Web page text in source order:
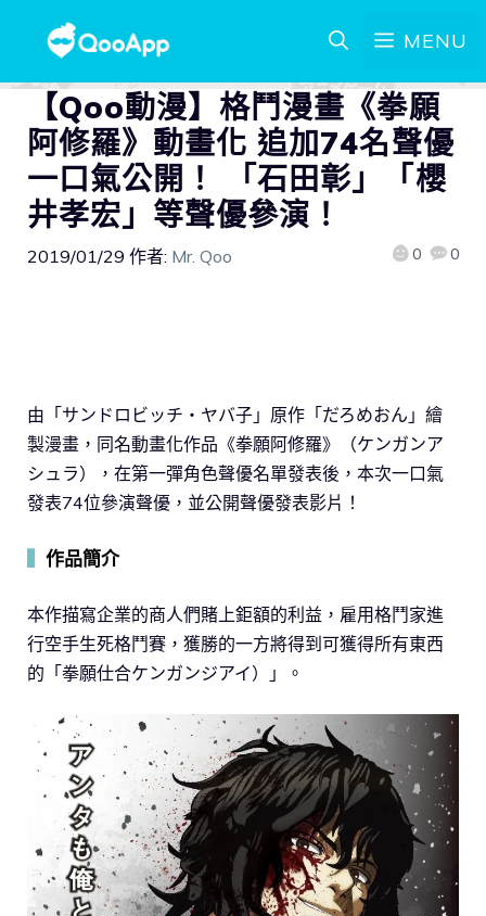
MENU
【Qoo動漫】格鬥漫畫《拳願
阿修羅》動畫化 追加74名聲優
一口氣公開！ 「石田彰」「櫻
井孝宏」等聲優參演！
2019/01/29 作者: Mr. Qoo 0 0
由「サンドロビッチ・ヤバ子」原作「だろめおん」繪
製漫畫，同名動畫化作品《拳願阿修羅》（ケンガンア
シュラ），在第一彈角色聲優名單發表後，本次一口氣
發表74位參演聲優，並公開聲優發表影片！
作品簡介
本作描寫企業的商人們賭上鉅額的利益，雇用格鬥家進
行空手生死格鬥賽，獲勝的一方將得到可獲得所有東西
的「拳願仕合ケンガンジアイ）」。